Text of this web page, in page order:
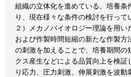
組織の立体化を進めている。培養条
り、現在様々な条件の検討を行って
２）メカノバイオロジー理論を用い
および作製時間短縮の新たな作製方
の刺激を加えることで、培養期間の
クス産生などによる品質向上を検証
り応力、圧力刺激、伸展刺激を波動